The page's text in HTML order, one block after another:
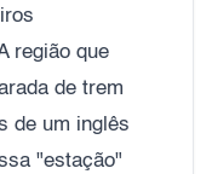
região que
de trem
de um inglês
"estação"